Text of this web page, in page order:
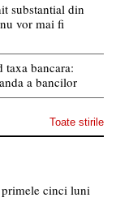
substantial din
vor mai fi
bancara:
a bancilor
Toate stirile
cinci luni